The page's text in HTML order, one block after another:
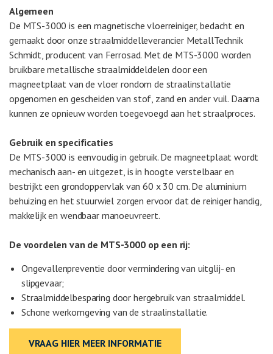
Algemeen
De MTS-3000 is een magnetische vloerreiniger, bedacht en
gemaakt door onze straalmiddelleverancier MetallTechnik
Schmidt, producent van Ferrosad. Met de MTS-3000 worden
bruikbare metallische straalmiddeldelen door een
magneetplaat van de vloer rondom de straalinstallatie
opgenomen en gescheiden van stof, zand en ander vuil. Daarna
kunnen ze opnieuw worden toegevoegd aan het straalproces.
Gebruik en specificaties
De MTS-3000 is eenvoudig in gebruik. De magneetplaat wordt
mechanisch aan- en uitgezet, is in hoogte verstelbaar en
bestrijkt een grondoppervlak van 60 x 30 cm. De aluminium
behuizing en het stuurwiel zorgen ervoor dat de reiniger handig,
makkelijk en wendbaar manoeuvreert.
De voordelen van de MTS-3000 op een rij:
Ongevallenpreventie door vermindering van uitglij- en
slipgevaar;
Straalmiddelbesparing door hergebruik van straalmiddel.
Schone werkomgeving van de straalinstallatie.
VRAAG HIER MEER INFORMATIE